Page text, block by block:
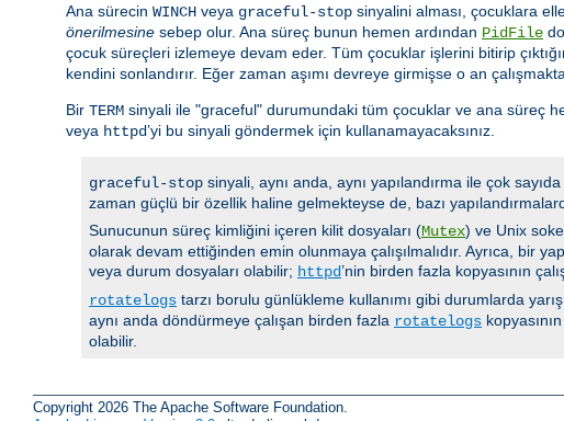
Ana sürecin WINCH veya graceful-stop sinyalini alması, çocuklara
önerilmesine sebep olur. Ana süreç bunun hemen ardından PidFile
çocuk süreçleri izlemeye devam eder. Tüm çocuklar işlerini bitirip
kendini sonlandırır. Eğer zaman aşımı devreye girmişse o an
Bir TERM sinyali ile "graceful" durumundaki tüm çocuklar ve ana süreç
veya httpd’yi bu sinyali göndermek için kullanamayacaksınız.
graceful-stop sinyali, aynı anda, aynı yapılandırma ile çok sayıda
zaman güçlü bir özellik haline gelmekteyse de, bazı
Sunucunun süreç kimliğini içeren kilit dosyaları (Mutex) ve Unix
olarak devam ettiğinden emin olunmaya çalışılmalıdır. Ayrıca, bir
veya durum dosyaları olabilir; httpd’nin birden fazla kopyasının
rotatelogs tarzı borulu günlükleme kullanımı gibi durumlarda yarış
aynı anda döndürmeye çalışan birden fazla rotatelogs
olabilir.
Copyright 2026 The Apache Software Foundation.